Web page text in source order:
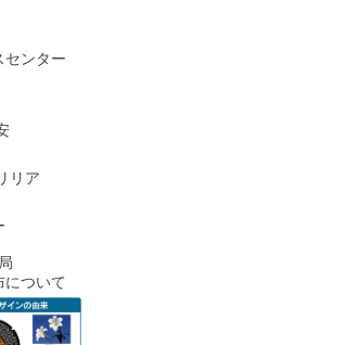
センター
リア
について